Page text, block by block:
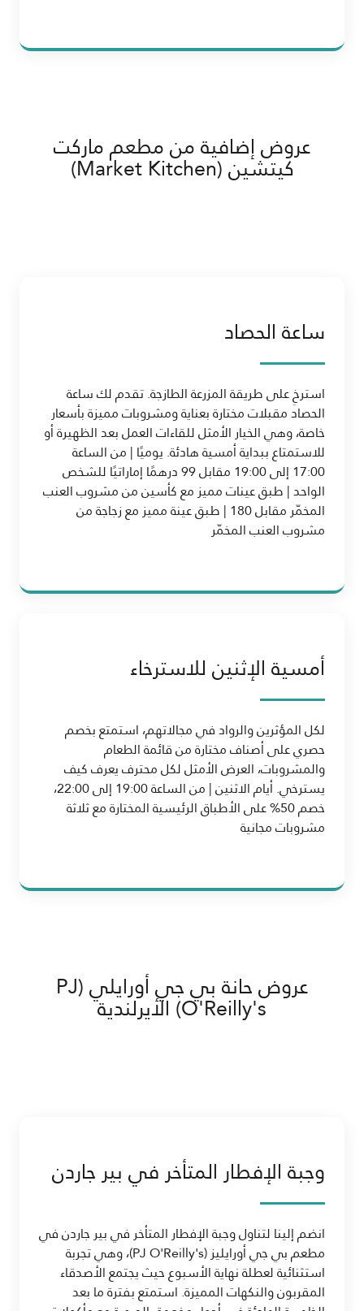
عروض إضافية من مطعم ماركت
كيتشين (Market Kitchen)
ساعة الحصاد
استرخِ على طريقة المزرعة الطازجة. تقدم لك ساعة
الحصاد مقبلات مختارة بعناية ومشروبات مميزة بأسعار
خاصة، وهي الخيار الأمثل للقاءات العمل بعد الظهيرة أو
للاستمتاع ببداية أمسية هادئة. يوميًا | من الساعة
17:00 إلى 19:00 مقابل 99 درهمًا إماراتيًا للشخص
الواحد | طبق عينات مميز مع كأسين من مشروب العنب
المخمّر مقابل 180 | طبق عينة مميز مع زجاجة من
مشروب العنب المخمّر
أمسية الإثنين للاسترخاء
لكل المؤثرين والرواد في مجالاتهم، استمتع بخصم
حصري على أصناف مختارة من قائمة الطعام
والمشروبات، العرض الأمثل لكل محترف يعرف كيف
يسترخي. أيام الاثنين | من الساعة 19:00 إلى 22:00،
خصم 50% على الأطباق الرئيسية المختارة مع ثلاثة
مشروبات مجانية
عروض حانة بي جي أورايلي (PJ
O'Reilly's) الأيرلندية
وجبة الإفطار المتأخر في بير جاردن
انضم إلينا لتناول وجبة الإفطار المتأخر في بير جاردن في
مطعم بي جي أورايليز (PJ O'Reilly's)، وهي تجربة
استثنائية لعطلة نهاية الأسبوع حيث يجتمع الأصدقاء
المقربون والنكهات المميزة. استمتع بفترة ما بعد